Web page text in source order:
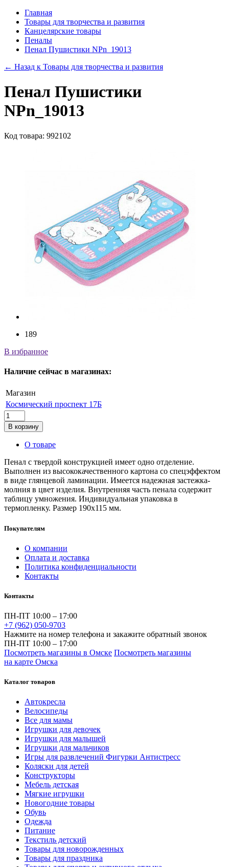
Главная
Товары для творчества и развития
Канцелярские товары
Пеналы
Пенал Пушистики NPn_19013
← Назад к Товары для творчества и развития
Пенал Пушистики
NPn_19013
Код товара: 992102
189
В избранное
Наличие сейчас в магазинах:
Магазин
Космический проспект 17Б
В корзину
О товаре
Пенал с твердой конструкцией имеет одно отделение.
Выполнен из высококачественного картона со спецэффектом
в виде глянцевой ламинации. Имеется надежная застежка-
молния в цвет изделия. Внутренняя часть пенала содержит
таблицу умножения. Индивидуальная упаковка в
термопленку. Размер 190х115 мм.
Покупателям
О компании
Оплата и доставка
Политика конфиденциальности
Контакты
Контакты
ПН-ПТ 10:00 – 17:00
+7 (962) 050-9703
Нажмите на номер телефона и закажите обратный звонок
ПН-ПТ 10:00 – 17:00
Посмотреть магазины в Омске Посмотреть магазины
на карте Омска
Каталог товаров
Автокресла
Велосипеды
Все для мамы
Игрушки для девочек
Игрушки для малышей
Игрушки для мальчиков
Игры для развлечений Фигурки Антистресс
Коляски для детей
Конструкторы
Мебель детская
Мягкие игрушки
Новогодние товары
Обувь
Одежда
Питание
Текстиль детский
Товары для новорожденных
Товары для праздника